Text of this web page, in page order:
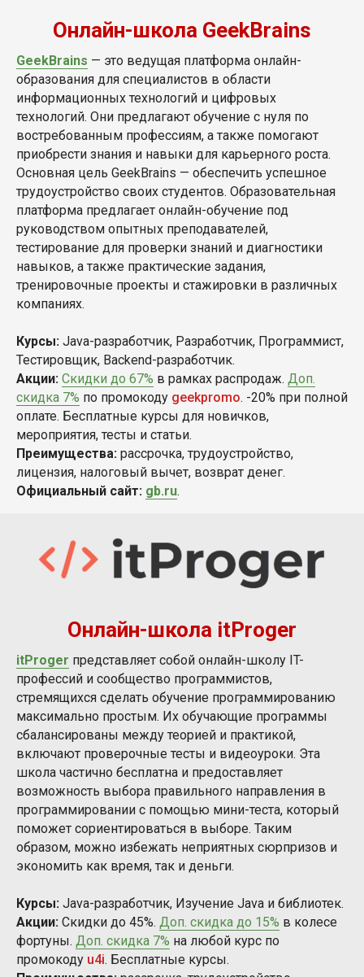
Онлайн-школа GeekBrains
GeekBrains — это ведущая платформа онлайн-
образования для специалистов в области
информационных технологий и цифровых
технологий. Они предлагают обучение с нуля по
востребованным профессиям, а также помогают
приобрести знания и навыки для карьерного роста.
Основная цель GeekBrains — обеспечить успешное
трудоустройство своих студентов. Образовательная
платформа предлагает онлайн-обучение под
руководством опытных преподавателей,
тестирование для проверки знаний и диагностики
навыков, а также практические задания,
тренировочные проекты и стажировки в различных
компаниях.
Курсы: Java-разработчик, Разработчик, Программист,
Тестировщик, Backend-разработчик.
Акции: Скидки до 67% в рамках распродаж. Доп.
скидка 7% по промокоду geekpromo. -20% при полной
оплате. Бесплатные курсы для новичков,
мероприятия, тесты и статьи.
Преимущества: рассрочка, трудоустройство,
лицензия, налоговый вычет, возврат денег.
Официальный сайт: gb.ru.
Онлайн-школа itProger
itProger представляет собой онлайн-школу IT-
профессий и сообщество программистов,
стремящихся сделать обучение программированию
максимально простым. Их обучающие программы
сбалансированы между теорией и практикой,
включают проверочные тесты и видеоуроки. Эта
школа частично бесплатна и предоставляет
возможность выбора правильного направления в
программировании с помощью мини-теста, который
поможет сориентироваться в выборе. Таким
образом, можно избежать неприятных сюрпризов и
экономить как время, так и деньги.
Курсы: Java-разработчик, Изучение Java и библиотек.
Акции: Скидки до 45%. Доп. скидка до 15% в колесе
фортуны. Доп. скидка 7% на любой курс по
промокоду u4i. Бесплатные курсы.